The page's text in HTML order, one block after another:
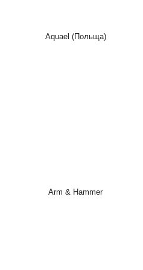
Aquael (Польща)
Arm & Hammer